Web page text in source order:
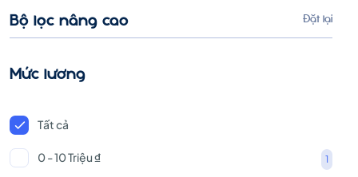
Bộ lọc nâng cao Đặt lại
Mức lương
Tất cả
0 - 10 Triệu ₫ 1